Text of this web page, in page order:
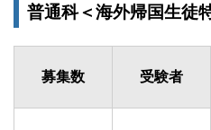
普通科＜海外帰国生徒
募集数 受験者